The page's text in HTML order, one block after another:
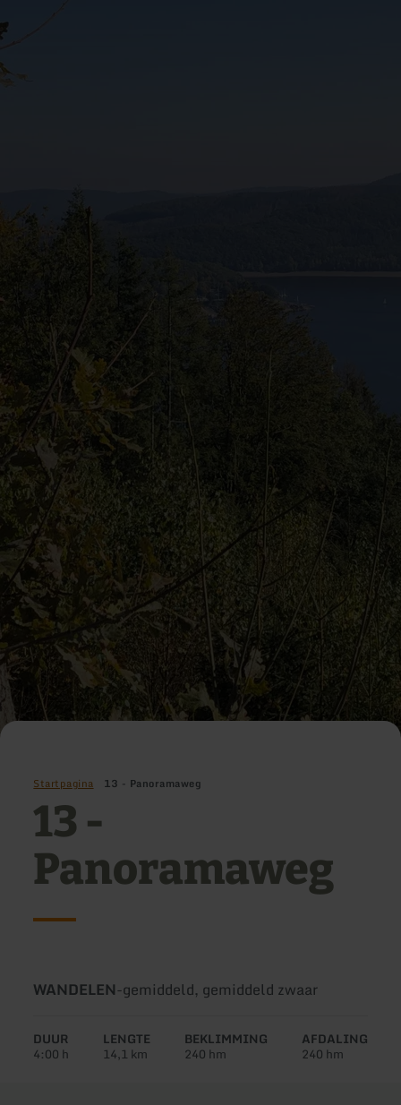
Startpagina 13 - Panoramaweg
13 -
Panoramaweg
Soort
WANDELEN-Moeilijkheidsgraad:
gemiddeld, gemiddeld zwaar
DUUR
4:00 h
LENGTE
14,1 km
BEKLIMMING
240 hm
AFDALING
240 hm